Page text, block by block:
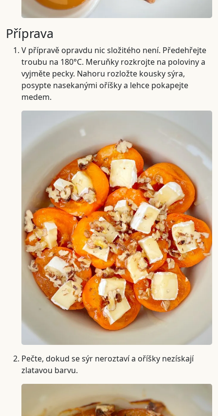
Příprava
V přípravě opravdu nic složitého není. Předehřejte
troubu na 180°C. Meruňky rozkrojte na poloviny a
vyjměte pecky. Nahoru rozložte kousky sýra,
posypte nasekanými oříšky a lehce pokapejte
medem.
Pečte, dokud se sýr neroztaví a oříšky nezískají
zlatavou barvu.